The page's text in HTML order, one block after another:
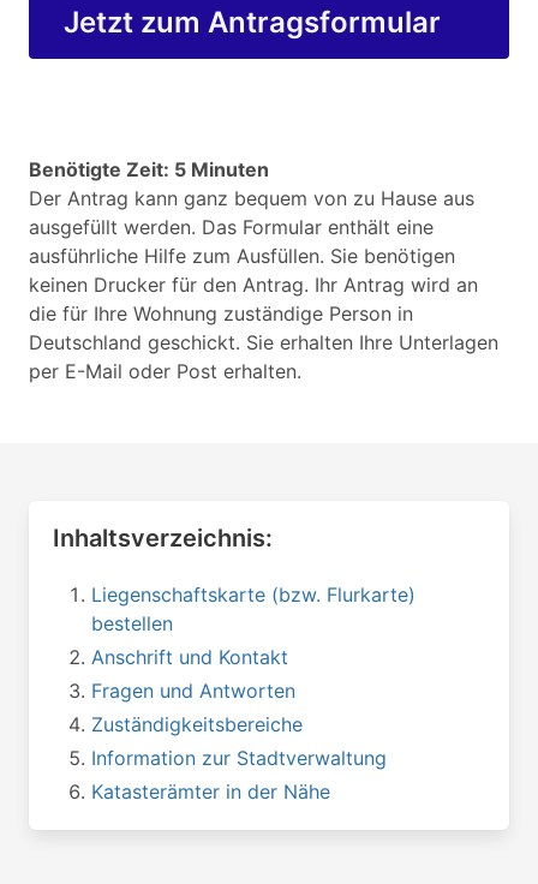
Jetzt zum Antragsformular
Benötigte Zeit: 5 Minuten
Der Antrag kann ganz bequem von zu Hause aus
ausgefüllt werden. Das Formular enthält eine
ausführliche Hilfe zum Ausfüllen. Sie benötigen
keinen Drucker für den Antrag. Ihr Antrag wird an
die für Ihre Wohnung zuständige Person in
Deutschland geschickt. Sie erhalten Ihre Unterlagen
per E-Mail oder Post erhalten.
Inhaltsverzeichnis:
Liegenschaftskarte (bzw. Flurkarte)
bestellen
Anschrift und Kontakt
Fragen und Antworten
Zuständigkeitsbereiche
Information zur Stadtverwaltung
Katasterämter in der Nähe